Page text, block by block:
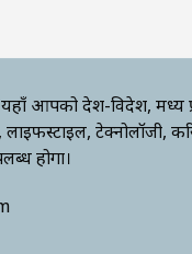
हैं यहाँ आपको देश-विदेश,
होगा।